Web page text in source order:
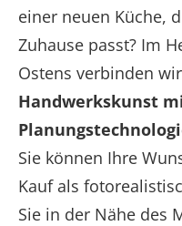
einer neuen Küche,
Zuhause passt? Im
Ostens verbinden wir
Handwerkskunst
Sie können Ihre
Kauf als
Sie in der Nähe des